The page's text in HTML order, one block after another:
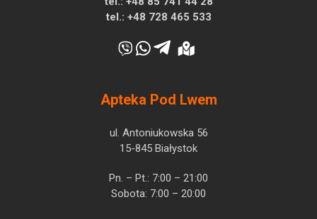
tel.: +48 728 465 533
Apteka Pod Lwem
ul. Antoniukowska 56
15-845 Białystok
Pn. – Pt.: 7:00 – 21:00
Sobota: 7:00 – 20:00